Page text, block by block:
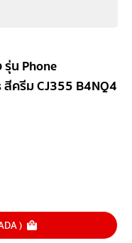
น Phone
ครีม CJ355 B4NQ4
)